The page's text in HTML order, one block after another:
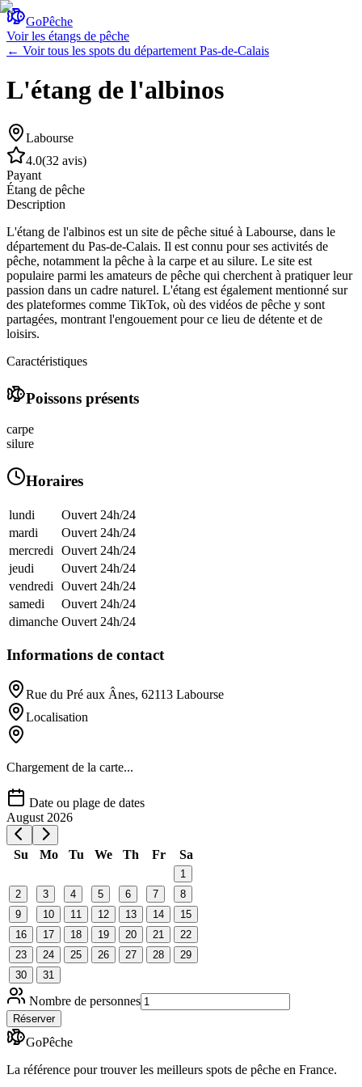
GoPêche
Voir les étangs de pêche
← Voir tous les spots du département Pas-de-Calais
L'étang de l'albinos
Labourse
4.0(32 avis)
Payant
Étang de pêche
Description
L'étang de l'albinos est un site de pêche situé à Labourse, dans le
département du Pas-de-Calais. Il est connu pour ses activités de
pêche, notamment la pêche à la carpe et au silure. Le site est
populaire parmi les amateurs de pêche qui cherchent à pratiquer leur
passion dans un cadre naturel. L'étang est également mentionné sur
des plateformes comme TikTok, où des vidéos de pêche y sont
partagées, montrant l'engouement pour ce lieu de détente et de
loisirs.
Caractéristiques
Poissons présents
carpe
silure
Horaires
lundi
Ouvert 24h/24
mardi
Ouvert 24h/24
mercredi
Ouvert 24h/24
jeudi
Ouvert 24h/24
vendredi
Ouvert 24h/24
samedi
Ouvert 24h/24
dimanche Ouvert 24h/24
Informations de contact
Rue du Pré aux Ânes, 62113 Labourse
Localisation
Chargement de la carte...
Date ou plage de dates
August 2026
Su Mo Tu We Th Fr Sa
1
2
3 4 5 6 7
8
9
10 11 12 13 14
15
16
17 18 19 20 21
22
23
24 25 26 27 28
29
30
31
Nombre de personnes
Réserver
GoPêche
La référence pour trouver les meilleurs spots de pêche en France.